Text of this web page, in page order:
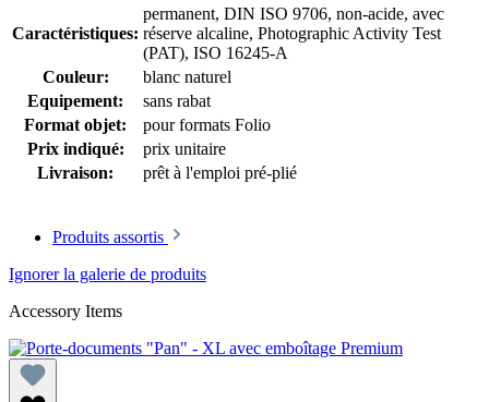
Caractéristiques:
permanent, DIN ISO 9706, non-acide, avec
réserve alcaline, Photographic Activity Test
(PAT), ISO 16245-A
Couleur:
blanc naturel
Equipement:
sans rabat
Format objet:
pour formats Folio
Prix indiqué:
prix unitaire
Livraison:
prêt à l'emploi pré-plié
Produits assortis
Ignorer la galerie de produits
Accessory Items